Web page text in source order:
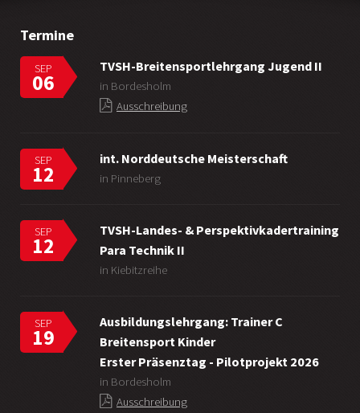
Termine
SEP
06
TVSH-Breitensportlehrgang Jugend II
in Bordesholm
Ausschreibung
SEP
12
int. Norddeutsche Meisterschaft
in Pinneberg
SEP
12
TVSH-Landes- & Perspektivkadertraining
Para Technik II
in Kiebitzreihe
SEP
19
Ausbildungslehrgang: Trainer C
Breitensport Kinder
Erster Präsenztag - Pilotprojekt 2026
in Bordesholm
Ausschreibung